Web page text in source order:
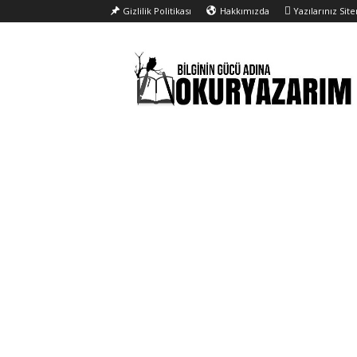
Gizlilik Politikası Hakkımızda Yazılarınız
Yazarım